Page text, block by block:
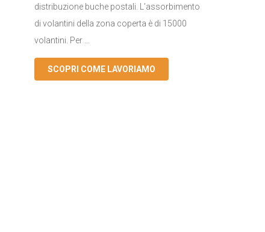
distribuzione buche postali. L’assorbimento
di volantini della zona coperta è di 15000
volantini. Per ...
SCOPRI COME LAVORIAMO